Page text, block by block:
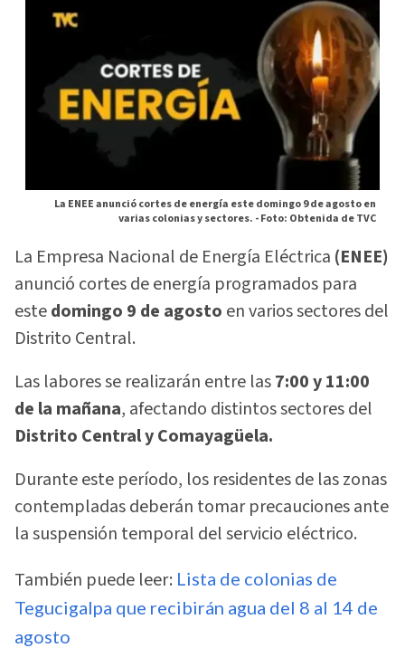
La ENEE anunció cortes de energía este domingo 9 de agosto en
varias colonias y sectores. -Foto: Obtenida de TVC
La Empresa Nacional de Energía Eléctrica (ENEE)
anunció cortes de energía programados para
estedomingo 9 de agosto en varios sectores del
Distrito Central.
Las labores se realizarán entre las7:00 y 11:00
de la mañana, afectando distintos sectores del
Distrito Central y Comayagüela.
Durante este período, los residentes de las zonas
contempladas deberán tomar precauciones ante
la suspensión temporal del servicio eléctrico.
También puede leer: Lista de colonias de
Tegucigalpa que recibirán agua del 8 al 14 de
agosto